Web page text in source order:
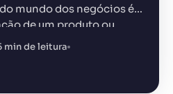
mundo dos negócios é a
de um produto ou
sabe disso: é preciso
min de leitura
juristas